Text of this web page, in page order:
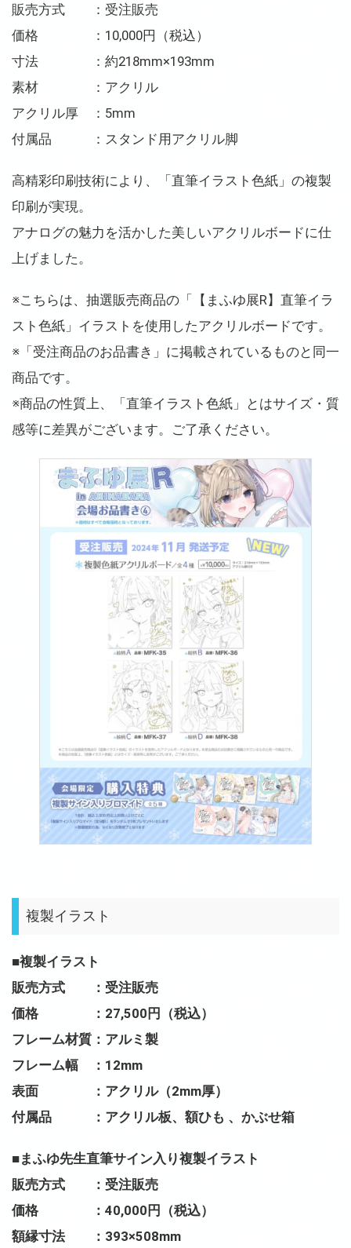
販売方式 ：受注販売
価格 ：10,000円（税込）
寸法 ：約218mm×193mm
素材 ：アクリル
アクリル厚 ：5mm
付属品 ：スタンド用アクリル脚
高精彩印刷技術により、「直筆イラスト色紙」の複製
印刷が実現。
アナログの魅力を活かした美しいアクリルボードに仕
上げました。
※こちらは、抽選販売商品の「【まふゆ展R】直筆イラ
スト色紙」イラストを使用したアクリルボードです。
※「受注商品のお品書き」に掲載されているものと同一
商品です。
※商品の性質上、「直筆イラスト色紙」とはサイズ・質
感等に差異がございます。ご了承ください。
複製イラスト
■複製イラスト
販売方式 ：受注販売
価格 ：27,500円（税込）
フレーム材質：アルミ製
フレーム幅 ：12mm
表面 ：アクリル（2mm厚）
付属品 ：アクリル板、額ひも 、かぶせ箱
■まふゆ先生直筆サイン入り複製イラスト
販売方式 ：受注販売
価格 ：40,000円（税込）
額縁寸法 ：393×508mm